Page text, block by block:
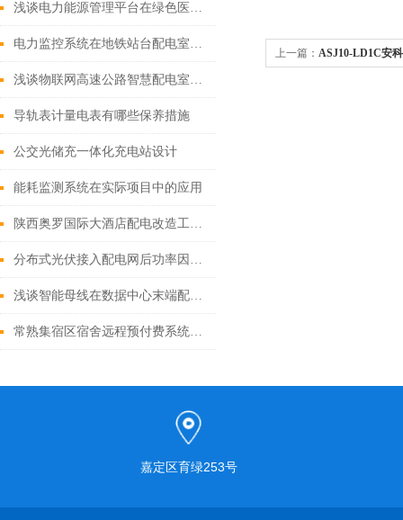
浅谈电力能源管理平台在绿色医院建设中的应用
电力监控系统在地铁站台配电室中的应用
浅谈物联网高速公路智慧配电室系统构建方案
导轨表计量电表有哪些保养措施
公交光储充一体化充电站设计
能耗监测系统在实际项目中的应用
陕西奥罗国际大酒店配电改造工程电力监控系统的研究与应用
分布式光伏接入配电网后功率因数降低的原因及解决方案
浅谈智能母线在数据中心末端配电中的应用研究
常熟集宿区宿舍远程预付费系统的设计与应用
上一篇： ASJ10-LD1C安
嘉定区育绿253号